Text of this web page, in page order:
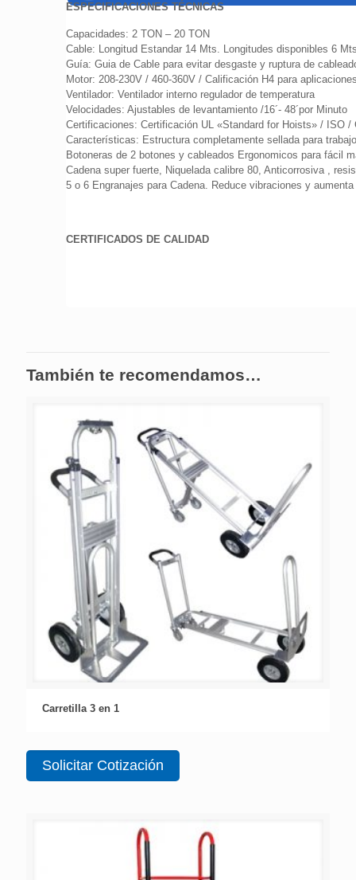
ESPECIFICACIONES TÉCNICAS
Capacidades: 2 TON – 20 TON
Cable: Longitud Estandar 14 Mts. Longitudes disponibles 6
Guía: Guia de Cable para evitar desgaste y ruptura de
Motor: 208-230V / 460-360V / Calificación H4 para
Ventilador: Ventilador interno regulador de temperatura
Velocidades: Ajustables de levantamiento /16´- 48´por Minuto
Certificaciones: Certificación UL «Standard for Hoists» / ISO /
Características: Estructura completamente sellada para
Botoneras de 2 botones y cableados Ergonomicos para fácil
Cadena super fuerte, Niquelada calibre 80, Anticorrosiva ,
5 o 6 Engranajes para Cadena. Reduce vibraciones y
CERTIFICADOS DE CALIDAD
También te recomendamos…
Carretilla 3 en 1
Solicitar Cotización